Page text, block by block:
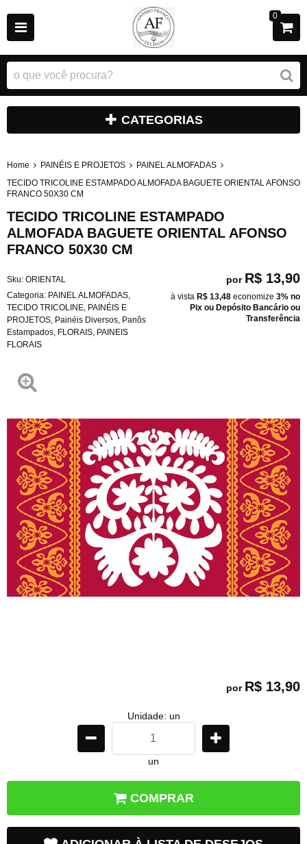
0
CATEGORIAS
Home PAINÉIS E PROJETOS
PAINEL ALMOFADAS
TECIDO TRICOLINE ESTAMPADO ALMOFADA BAGUETE ORIENTAL AFONSO
FRANCO 50X30 CM
TECIDO TRICOLINE ESTAMPADO
ALMOFADA BAGUETE ORIENTAL AFONSO
FRANCO 50X30 CM
Sku: ORIENTAL
Categoria: PAINEL ALMOFADAS
TECIDO TRICOLINE PAINÉIS E
PROJETOS Painéis Diversos Panôs
Estampados FLORAIS PAINEIS
FLORAIS
por R$ 13,90
à vista R$ 13,48 economize 3% no
Pix ou Depósito Bancário ou
Transferência
por R$ 13,90
Unidade: un
un
COMPRAR